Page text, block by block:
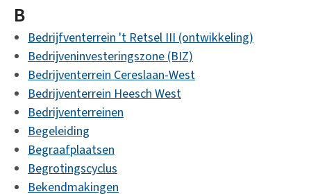
B
Bedrijfventerrein 't Retsel III (ontwikkeling)
Bedrijveninvesteringszone (BIZ)
Bedrijventerrein Cereslaan-West
Bedrijventerrein Heesch West
Bedrijventerreinen
Begeleiding
Begraafplaatsen
Begrotingscyclus
Bekendmakingen